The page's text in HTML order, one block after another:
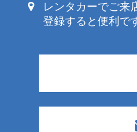
レンタカーでご来
登録すると便利で